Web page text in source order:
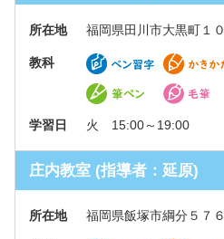
所在地 福岡県田川市大黒町１０
教科
学習日 火 15:00～19:00
庄内教室 (指導者：延原)
所在地 福岡県飯塚市綱分５７６